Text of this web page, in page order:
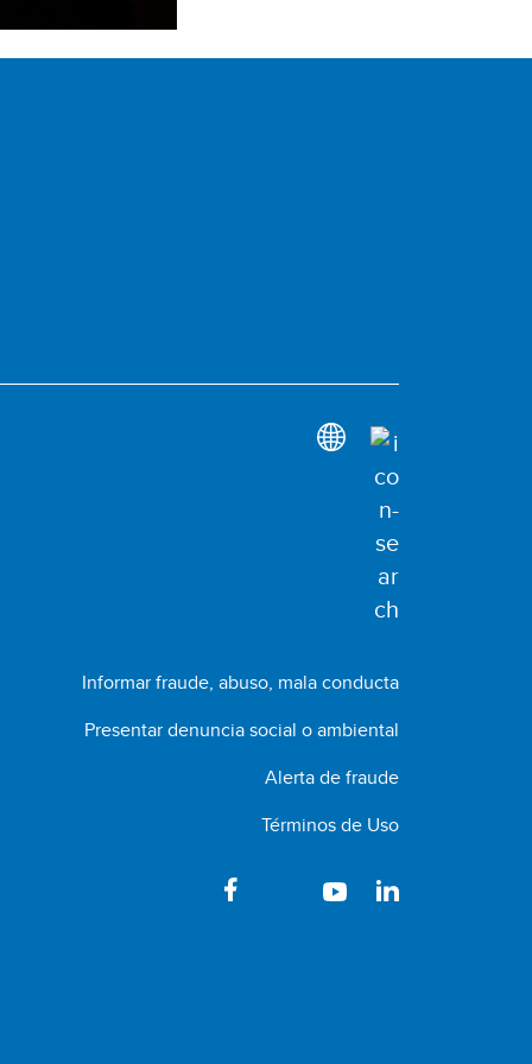
Informar fraude, abuso, mala conducta
Presentar denuncia social o ambiental
Alerta de fraude
Términos de Uso